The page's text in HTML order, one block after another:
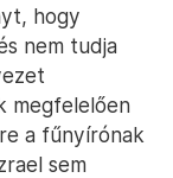
hogy
nem tudja
megfelelően
a fűnyírónak
sem